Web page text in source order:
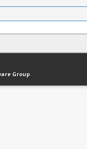
Version bas-débit
Group.